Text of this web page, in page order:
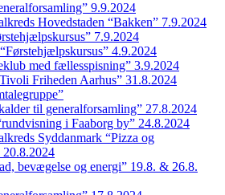
9.9.2024
Hovedstaden “Bakken” 7.9.2024
7.9.2024
4.9.2024
med fællesspisning” 3.9.2024
Friheden Aarhus” 31.8.2024
til generalforsamling” 27.8.2024
i Faaborg by” 24.8.2024
Syddanmark “Pizza og
20.8.2024
bevægelse og energi” 19.8. & 26.8.